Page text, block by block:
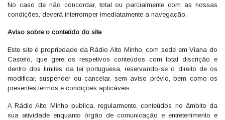
No caso de não concordar, total ou parcialmente com as nossas
condições, deverá interromper imediatamente a navegação.
Aviso sobre o conteúdo do site
Este site é propriedade da Rádio Alto Minho, com sede em Viana do
Castelo, que gere os respetivos conteúdos com total discrição e
dentro dos limites da lei portuguesa, reservando-se o direito de os
modificar, suspender ou cancelar, sem aviso prévio, bem como os
presentes termos e condições aplicáveis.
A Rádio Alto Minho publica, regularmente, conteúdos no âmbito da
sua atividade enquanto órgão de comunicação e entretenimento e